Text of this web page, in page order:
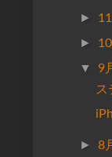
►
►
▼ 9
ス
►8